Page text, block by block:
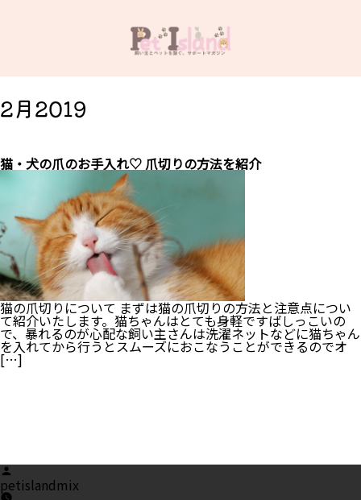
2月2019
猫・犬の爪のお手入れ♡ 爪切りの方法を紹介
猫の爪切りについて まずは猫の爪切りの方法と注意点につい
て紹介いたします。猫ちゃんはとても身軽ですばしっこいの
で、暴れるのが心配な飼い主さんは洗濯ネットなどに猫ちゃん
を入れてから行うとスムーズにおこなうことができるのでオ
[…]
Posted
by
petislandmix